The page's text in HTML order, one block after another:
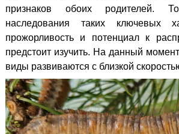
признаков обоих родителей.
наследования таких ключевых
прожорливость и потенциал к
предстоит изучить. На данный
виды развиваются с близкой